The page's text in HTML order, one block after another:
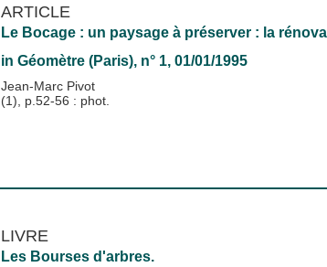
ARTICLE
Le Bocage : un paysage à préserver : la
in Géomètre (Paris), n° 1, 01/01/1995
Jean-Marc Pivot
(1), p.52-56 : phot.
LIVRE
Les Bourses d'arbres.